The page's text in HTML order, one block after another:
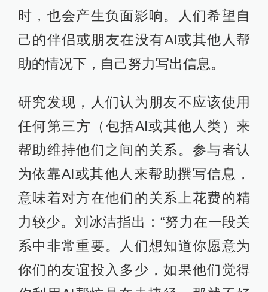
时，也会产生负面影响。人们希望自
己的伴侣或朋友在没有AI或其他人帮
助的情况下，自己努力写出信息。
研究发现，人们认为朋友不应该使用
任何第三方（包括AI或其他人类）来
帮助维持他们之间的关系。参与者认
为依靠AI或其他人来帮助撰写信息，
意味着对方在他们的关系上花费的精
力较少。刘冰洁指出：“努力在一段关
系中非常重要。人们想知道你愿意为
你们的友谊投入多少，如果他们觉得